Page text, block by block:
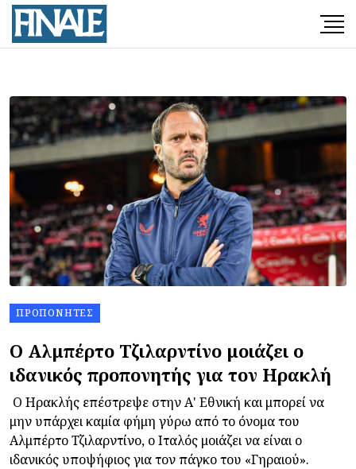
ΠΡΟΠΟΝΗΤΈΣ
Ο Αλμπέρτο Τζιλαρντίνο μοιάζει ο
ιδανικός προπονητής για τον Ηρακλή
Ο Ηρακλής επέστρεψε στην Α' Εθνική και μπορεί να
μην υπάρχει καμία φήμη γύρω από το όνομα του
Αλμπέρτο Τζιλαρντίνο, ο Ιταλός μοιάζει να είναι ο
ιδανικός υποψήφιος για τον πάγκο του «Γηραιού».